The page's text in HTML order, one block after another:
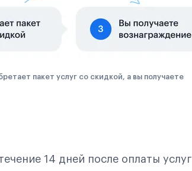
пакет услуг со скидкой, а вы получаете
14 дней после оплаты услуг